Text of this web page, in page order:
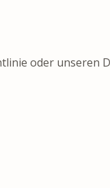
oder unseren